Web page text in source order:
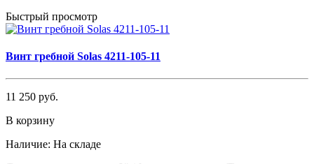
Быстрый просмотр
Винт гребной Solas 4211-105-11
11 250 руб.
В корзину
Наличие: На складе